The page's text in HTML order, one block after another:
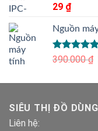
Được xếp
hạng
5 sao
29 ₫
Nguồn
Được xếp
5.00
390.000₫
SIÊU THỊ ĐỒ
Liên hệ: